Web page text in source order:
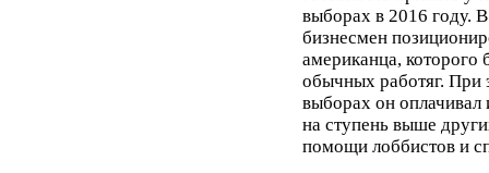
выборах в 2016 году.
бизнесмен
американца, которого
обычных работяг. При
выборах он оплачивал
на ступень выше
помощи лоббистов и